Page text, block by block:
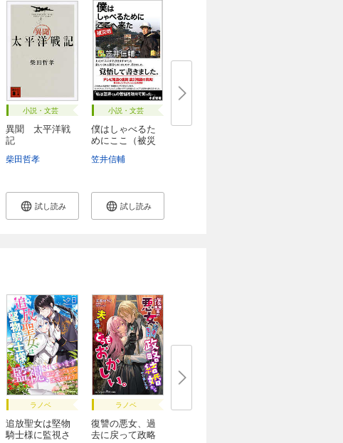
乾信一郎
小説・文芸
異聞 太平洋戦
記
柴田哲孝
試し読み
小説・文芸
僕はしゃべるた
めにここ（被災
笠井信輔
試し読み
ラノベ
追放聖女は堅物
騎士様に監視さ
ラノベ
復讐の悪女、過
去に戻って政略